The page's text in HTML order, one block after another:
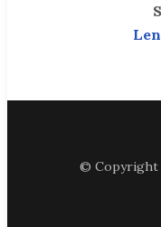
© Copyright